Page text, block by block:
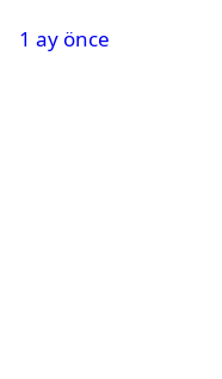
kariyeri ve hayatı,
1 ay önce